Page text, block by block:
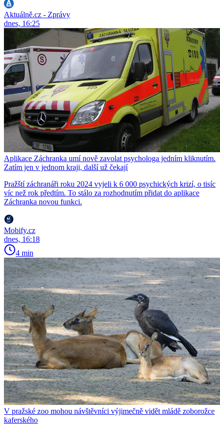
Aktuálně.cz - Zprávy
dnes, 16:25
Aplikace Záchranka umí nově zavolat psychologa jedním kliknutím.
Zatím jen v jednom kraji, další už čekají
Pražští záchranáři roku 2024 vyjeli k 6 000 psychických krizí, o tisíc
víc než rok předtím. To stálo za rozhodnutím přidat do aplikace
Záchranka novou funkci.
Mobify.cz
dnes, 16:18
4 min
V pražské zoo mohou návštěvníci výjimečně vidět mládě zoborožce
kaferského